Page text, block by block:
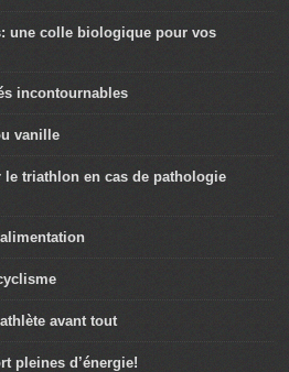
une colle biologique pour vos
incontournables
vanille
triathlon en cas de pathologie
avant tout
pleines d’énergie!